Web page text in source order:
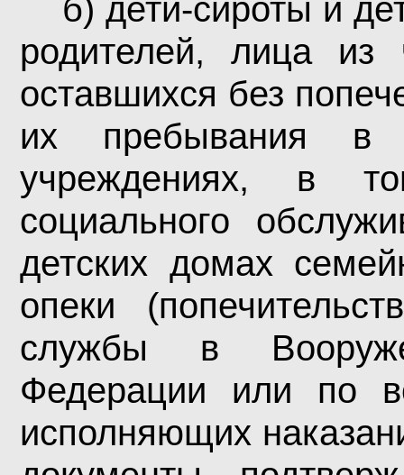
б) дети-сироты и
родителей, лица из
оставшихся без
их пребывания в
учреждениях, в
социального
детских домах
опеки
службы в
Федерации или по
исполняющих